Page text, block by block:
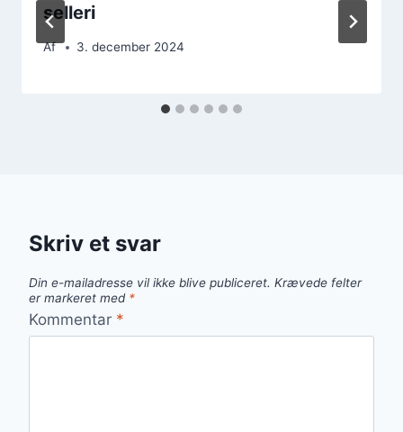
selleri
Af 3. december 2024
Skriv et svar
Din e-mailadresse vil ikke blive publiceret. Krævede felter
er markeret med *
Kommentar *